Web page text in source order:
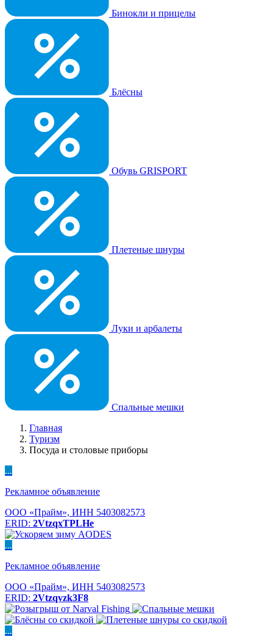
Бинокли и прицелы
Блёсны
Обувь GRISPORT
Плетеные шнуры
Луки и арбалеты
Спальные мешки
Главная
Туризм
Посуда и столовые приборы
...
Рекламное объявление
ООО «Прайм», ИНН 5403082573
ERID: 2VtzqxTPLHe
...
Рекламное объявление
ООО «Прайм», ИНН 5403082573
ERID: 2Vtzqvzk3F8
...